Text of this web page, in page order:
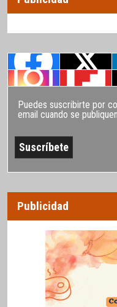
Puedes suscribirte por
email cuando se
Publicidad